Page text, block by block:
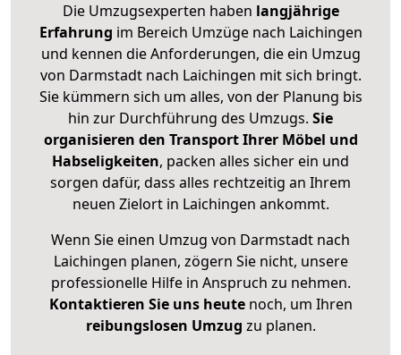
Die Umzugsexperten haben langjährige
Erfahrung im Bereich Umzüge nach Laichingen
und kennen die Anforderungen, die ein Umzug
von Darmstadt nach Laichingen mit sich bringt.
Sie kümmern sich um alles, von der Planung bis
hin zur Durchführung des Umzugs. Sie
organisieren den Transport Ihrer Möbel und
Habseligkeiten, packen alles sicher ein und
sorgen dafür, dass alles rechtzeitig an Ihrem
neuen Zielort in Laichingen ankommt.
Wenn Sie einen Umzug von Darmstadt nach
Laichingen planen, zögern Sie nicht, unsere
professionelle Hilfe in Anspruch zu nehmen.
Kontaktieren Sie uns heutenoch, um Ihren
reibungslosen Umzug zu planen.